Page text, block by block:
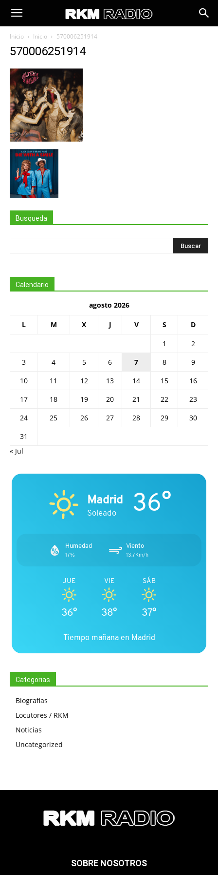
Inicio Inicio 570006251914
570006251914
Busqueda
Calendario
agosto 2026
L M X J V S D
1
2
3
4 5 6 7 8
9
10
11 12 13 14 15
16
17
18 19 20 21 22
23
24
25 26 27 28 29
30
31
« Jul
Madrid
Soleado 36°
Humedad
17%
Viento
13.7Km/h
JUE
36°
VIE
38°
SÁB
37°
Tiempo mañana en Madrid
Categorias
Biografias
Locutores / RKM
Noticias
Uncategorized
SOBRE NOSOTROS